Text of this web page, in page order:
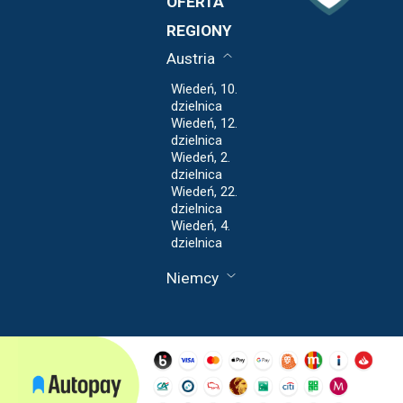
Prywatności
Regulamin
Blog
REGIONY
Austria
Wiedeń, 10.
dzielnica
Wiedeń, 12.
dzielnica
Wiedeń, 2.
dzielnica
Wiedeń, 22.
dzielnica
Wiedeń, 4.
dzielnica
Niemcy